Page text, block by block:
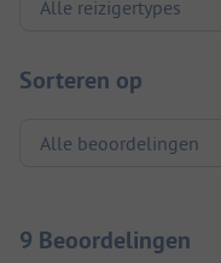
Sorteren op
9 Beoordelingen